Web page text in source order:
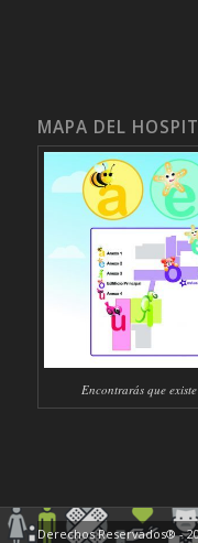
MAPA DEL
Encontrarás que
Derechos Reservados® -